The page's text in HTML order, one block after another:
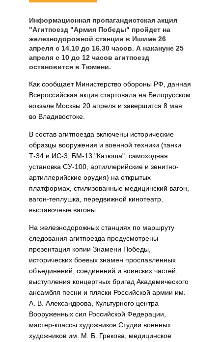
Информационная пропагандистская акция
"Агитпоезд "Армия Победы" пройдет на
железнодорожной станции в Ишиме 26
апреля с 14.10 до 16.30 часов. А накануне 25
апреля с 10 до 12 часов агитпоезд
остановится в Тюмени.
Как сообщает Министерство обороны РФ, данная
Всероссийская акция стартовала на Белорусском
вокзале Москвы 20 апреля и завершится 8 мая
во Владивостоке.
В состав агитпоезда включены исторические
образцы вооружения и военной техники (танки
Т-34 и ИС-3, БМ-13 "Катюша", самоходная
установка СУ-100, артиллерийские и зенитно-
артиллерийские орудия) на открытых
платформах, стилизованные медицинский вагон,
вагон-теплушка, передвижной кинотеатр,
выставочные вагоны.
На железнодорожных станциях по маршруту
следования агитпоезда предусмотрены
презентация копии Знамени Победы,
исторических боевых знамен прославленных
объединений, соединений и воинских частей,
выступления концертных бригад Академического
ансамбля песни и пляски Российской армии им.
А. В. Александрова, Культурного центра
Вооруженных сил Российской Федерации,
мастер-классы художников Студии военных
художников им. М. Б. Грекова, медицинское